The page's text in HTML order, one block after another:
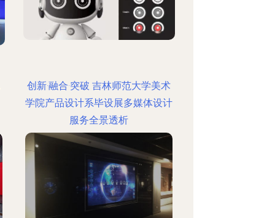
创新·融合·突破 吉林师范大学美术
学院产品设计系毕设展多媒体设计
服务全景透析